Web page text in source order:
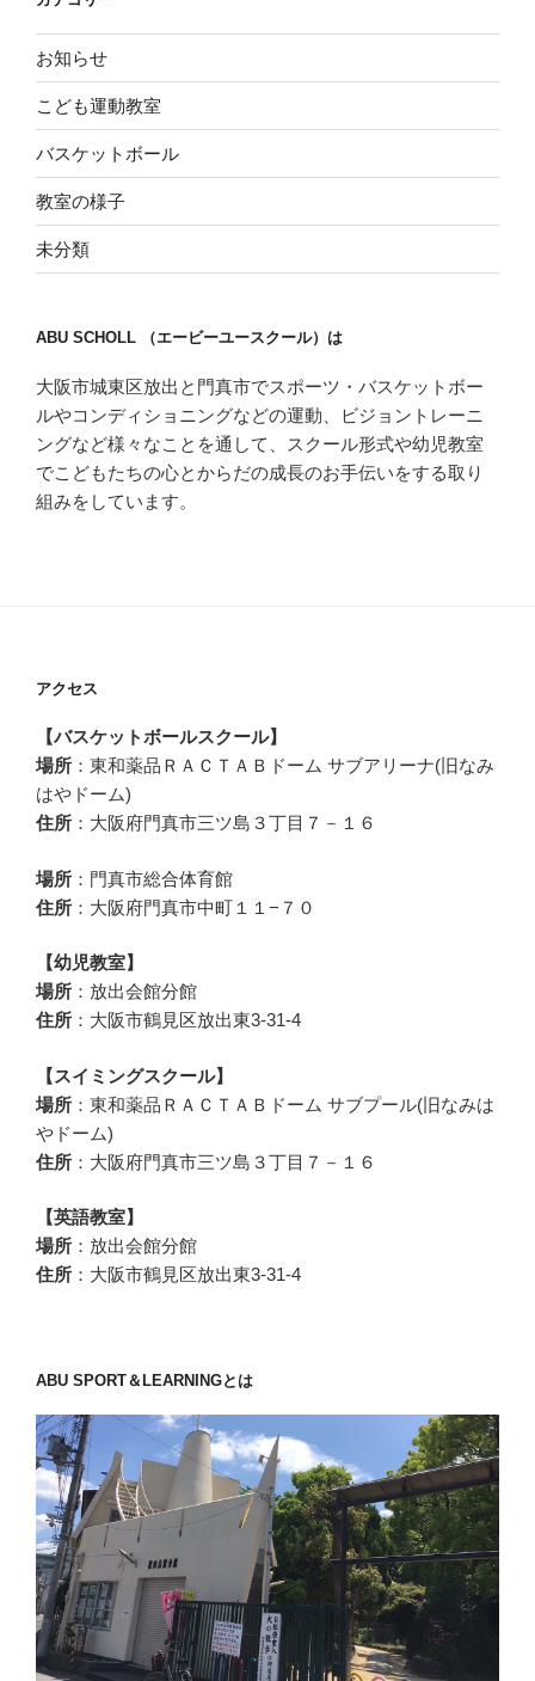
お知らせ
こども運動教室
バスケットボール
教室の様子
未分類
ABU SCHOLL （エービーユースクール）は
大阪市城東区放出と門真市でスポーツ・バスケットボー
ルやコンディショニングなどの運動、ビジョントレーニ
ングなど様々なことを通して、スクール形式や幼児教室
でこどもたちの心とからだの成長のお手伝いをする取り
組みをしています。
アクセス
【バスケットボールスクール】
場所 ：東和薬品ＲＡＣＴＡＢドーム サブアリーナ(旧なみ
はやドーム)
住所 ：大阪府門真市三ツ島３丁目７－１６
場所 ：門真市総合体育館
住所 ：大阪府門真市中町１１−７０
【幼児教室】
場所 ：放出会館分館
住所 ：大阪市鶴見区放出東3-31-4
【スイミングスクール】
場所 ：東和薬品ＲＡＣＴＡＢドーム サブプール(旧なみは
やドーム)
住所 ：大阪府門真市三ツ島３丁目７－１６
【英語教室】
場所 ：放出会館分館
住所 ：大阪市鶴見区放出東3-31-4
ABU SPORT＆LEARNINGとは